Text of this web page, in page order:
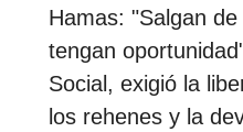
Hamas: "Salgan
tengan
Social, exigió la
los rehenes y la